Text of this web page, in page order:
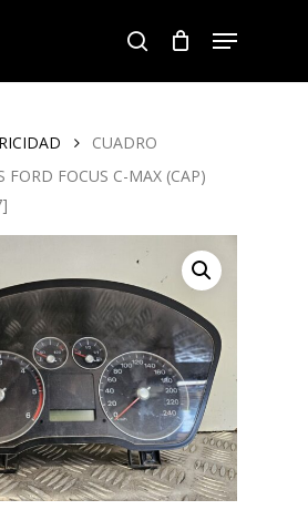
search
Menu
CUADRO
FORD FOCUS C-MAX (CAP)